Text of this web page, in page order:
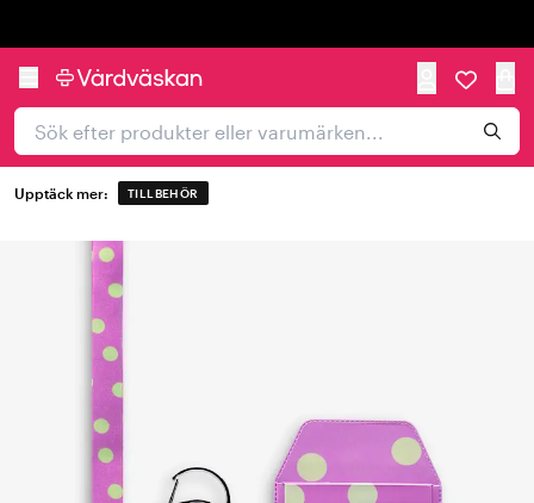
Upptäck mer: TILLBEHÖR